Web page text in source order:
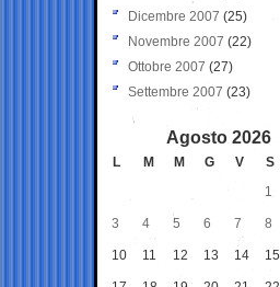
Dicembre 2007 (25)
Novembre 2007 (22)
Ottobre 2007 (27)
Settembre 2007 (23)
Agosto 2026
L M M G V S
1
3 4 5 6 7 8
10 11 12 13 14 15